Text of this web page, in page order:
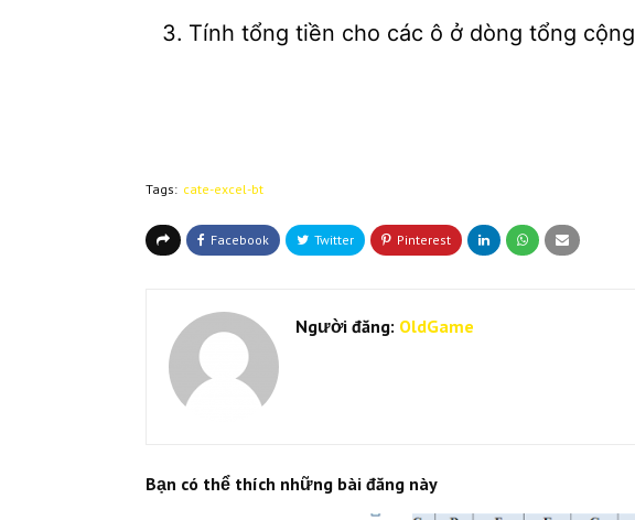
Tính tổng tiền cho các ô ở dòng tổng cộng
Tags: cate-excel-bt
Người đăng: OldGame
Bạn có thể thích những bài đăng này